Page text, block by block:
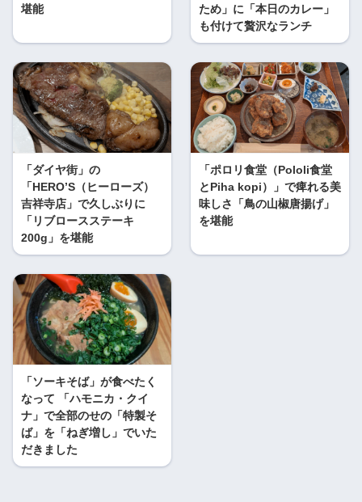
堪能
ため」に「本日のカレー」
も付けて贅沢なランチ
「ダイヤ街」の
「HERO’S（ヒーローズ）
吉祥寺店」で久しぶりに
「リブロースステーキ
200g」を堪能
「ポロリ食堂（Pololi食堂
とPiha kopi）」で痺れる美
味しさ「鳥の山椒唐揚げ」
を堪能
「ソーキそば」が食べたく
なって 「ハモニカ・クイ
ナ」で全部のせの「特製そ
ば」を「ねぎ増し」でいた
だきました